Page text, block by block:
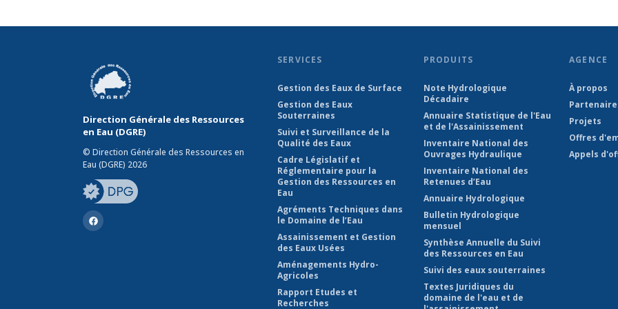
Direction Générale des Ressources
en Eau (DGRE)
© Direction Générale des Ressources en
Eau (DGRE) 2026
SERVICES
Gestion des Eaux de Surface
Gestion des Eaux
Souterraines
Suivi et Surveillance de la
Qualité des Eaux
Cadre Législatif et
Réglementaire pour la
Gestion des Ressources en
Eau
Agréments Techniques dans
le Domaine de l’Eau
Assainissement et Gestion
des Eaux Usées
Aménagements Hydro-
Agricoles
Rapport Etudes et
Recherches
PRODUITS
Note Hydrologique
Décadaire
Annuaire Statistique de l'Eau
et de l'Assainissement
Inventaire National des
Ouvrages Hydraulique
Inventaire National des
Retenues d’Eau
Annuaire Hydrologique
Bulletin Hydrologique
mensuel
Synthèse Annuelle du Suivi
des Ressources en Eau
Suivi des eaux souterraines
Textes Juridiques du
domaine de l'eau et de
AGENCE
À propos
Projets
Offres
Appels